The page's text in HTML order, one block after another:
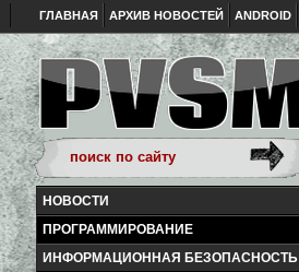
ГЛАВНАЯ АРХИВ НОВОСТЕЙ ANDROID
НОВОСТИ
ПРОГРАММИРОВАНИЕ
ИНФОРМАЦИОННАЯ БЕЗОПАСНОСТЬ